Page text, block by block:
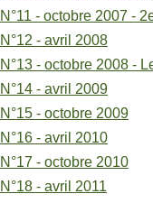
N°11 - octobre 2007 -
N°12 - avril 2008
N°13 - octobre 2008 -
N°14 - avril 2009
N°15 - octobre 2009
N°16 - avril 2010
N°17 - octobre 2010
N°18 - avril 2011